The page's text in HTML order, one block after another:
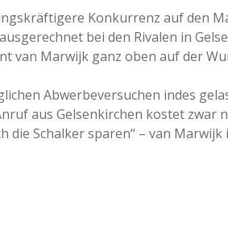
Konkurrenz auf den
bei den Rivalen in
van Marwijk ganz oben auf der
Abwerbeversuchen indes
aus Gelsenkirchen kostet zwar
die Schalker sparen“ – van